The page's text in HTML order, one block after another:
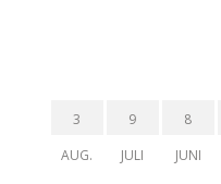
3
AUG.
9
JULI
8
JUNI